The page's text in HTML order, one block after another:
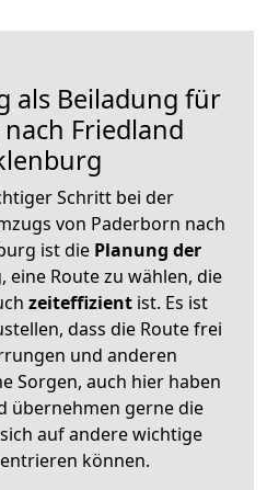
als Beiladung für
Friedland
Schritt bei der
von Paderborn nach
ist diePlanung der
eine Route zu wählen, die
zeiteffizientist. Es ist
dass die Route frei
und anderen
Sorgen, auch hier haben
übernehmen gerne die
auf andere wichtige
können.